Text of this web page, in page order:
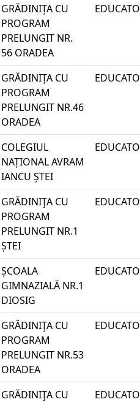
GRĂDINIȚA CU
PROGRAM
PRELUNGIT NR.
56 ORADEA
GRĂDINIȚA CU
PROGRAM
PRELUNGIT NR.46
ORADEA
COLEGIUL
NAȚIONAL AVRAM
IANCU ȘTEI
GRĂDINIŢA CU
PROGRAM
PRELUNGIT NR.1
ȘTEI
ȘCOALA
GIMNAZIALĂ NR.1
DIOSIG
GRĂDINIŢA CU
PROGRAM
PRELUNGIT NR.53
ORADEA
GRĂDINIŢA CU